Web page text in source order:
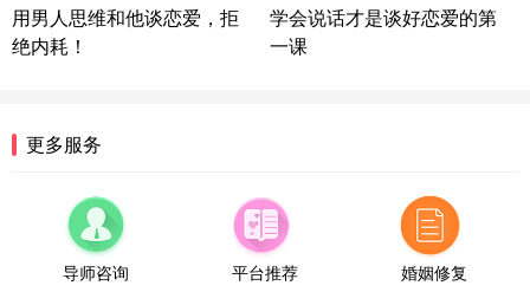
情感方案
浙江-宁波 150****8921
福建-厦门 159****4462
53分钟前
微信用户 凌乱小羊 通过此页面咨询，已获得专属情
用男人思维和他谈恋爱，拒
绝内耗！
学会说话才是谈好恋爱的第
一课
更多服务
导师咨询 平台推荐 婚姻修复